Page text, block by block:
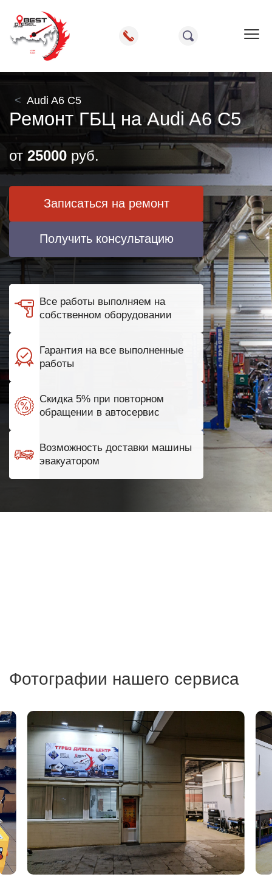
Audi A6 C5
Ремонт ГБЦ на Audi A6 C5
от 25000 руб.
Записаться на ремонт
Получить консультацию
Все работы выполняем на
собственном оборудовании
Гарантия на все выполненные
работы
Скидка 5% при повторном
обращении в автосервис
Возможность доставки машины
эвакуатором
Фотографии нашего сервиса